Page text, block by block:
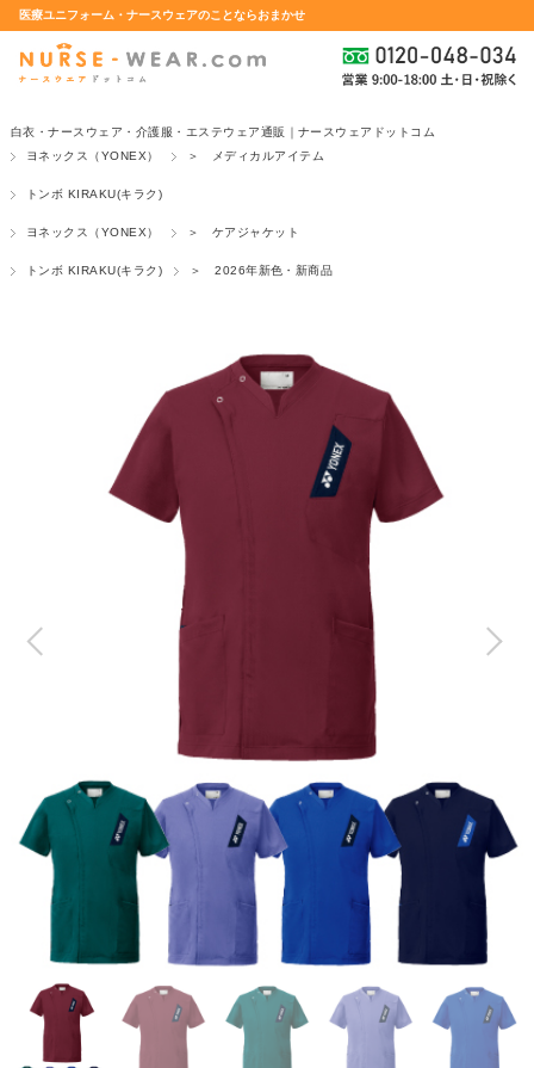
医療ユニフォーム・ナースウェアのことならおまかせ
白衣・ナースウェア・介護服・エステウェア通販｜ナースウェアドットコム
ヨネックス（YONEX）
＞ メディカルアイテム
トンボ KIRAKU(キラク)
ヨネックス（YONEX） ＞ ケアジャケット
トンボ KIRAKU(キラク) ＞ 2026年新色・新商品